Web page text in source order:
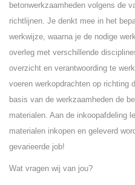
betonwerkzaamheden volgens de
richtlijnen. Je denkt mee in het
werkwijze, waarna je de nodige
overleg met verschillende
overzicht en verantwoording te
voeren werkopdrachten op richting
basis van de werkzaamheden de
materialen. Aan de inkoopafdeling
materialen inkopen en geleverd
gevarieerde job!
Wat vragen wij van jou?